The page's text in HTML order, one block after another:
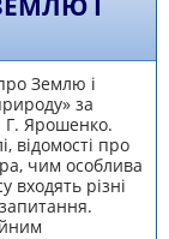
Землю і
за
Г. Ярошенко.
відомості про
чим особлива
входять різні